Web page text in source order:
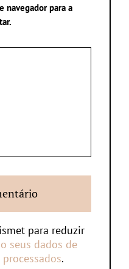
navegador para a
para reduzir
seus dados de
.